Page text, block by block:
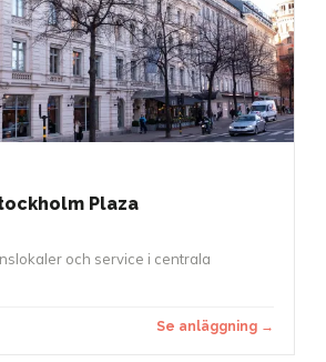
Plaza
och service i centrala
Se anläggning →